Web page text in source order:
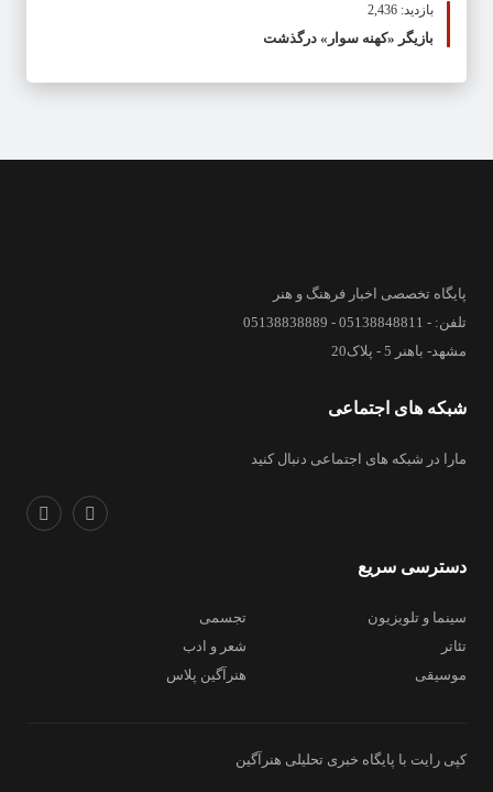
بازدید: 2,436
بازیگر «کهنه سوار» درگذشت
پایگاه تخصصی اخبار فرهنگ و هنر
تلفن: - 05138848811 - 05138838889
مشهد- باهنر 5 - پلاک20
شبکه های اجتماعی
مارا در شبکه های اجتماعی دنبال کنید
دسترسی سریع
سینما و تلویزیون
تجسمی
تئاتر
شعر و ادب
موسیقی
هنرآگین پلاس
کپی رایت با پایگاه خبری تحلیلی هنرآگین